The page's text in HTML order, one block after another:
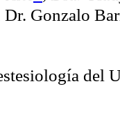
Dr. Gonzalo
del